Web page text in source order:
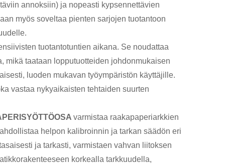
annoksiin) ja nopeasti kypsennettävien
myös soveltaa pienten sarjojen tuotantoon
tuotantotuntien aikana. Se noudattaa
mikä taataan lopputuotteiden johdonmukaisen
luoden mukavan työympäristön käyttäjille.
vastaa nykyaikaisten tehtaiden suurten
varmistaa raakapaperiarkkien
helpon kalibroinnin ja tarkan säädön eri
ja tarkasti, varmistaen vahvan liitoksen
korkealla tarkkuudella,